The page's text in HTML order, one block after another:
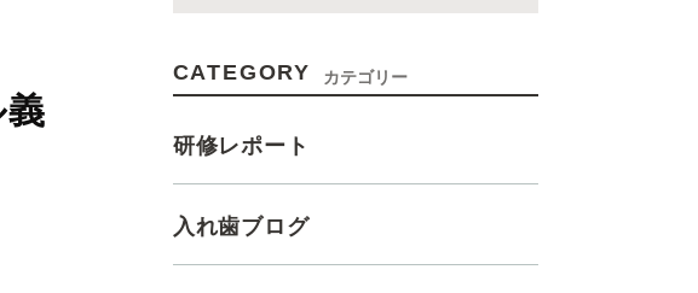
CATEGORY カテゴリー
研修レポート
入れ歯ブログ